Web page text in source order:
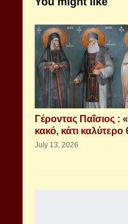
Γέροντας Παΐσιος :
κακό, κάτι καλύτερο
July 13, 2026